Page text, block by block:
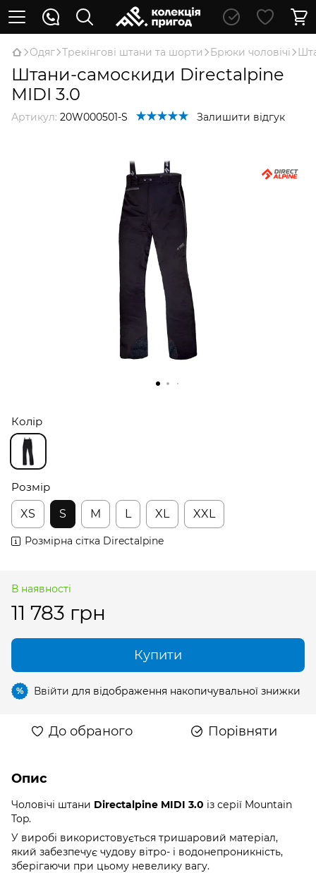
Oдяг Трекінгові штани та шорти Брюки чоловічі
Штани-самоскиди Directalpine
MIDI 3.0
Артикул: 20W000501-S Залишити відгук
Колір
Розмір
XS
S M L XL XXL
Розмірна сітка Directalpine
В наявності
11 783 грн
Купити
% Ввійти для відображення накопичувальної знижки
До обраного Порівняти
Опис
Чоловічі штани Directalpine MIDI 3.0 із серії Mountain
Top.
У виробі використовується тришаровий матеріал,
який забезпечує чудову вітро- і водонепроникність,
зберігаючи при цьому невелику вагу.